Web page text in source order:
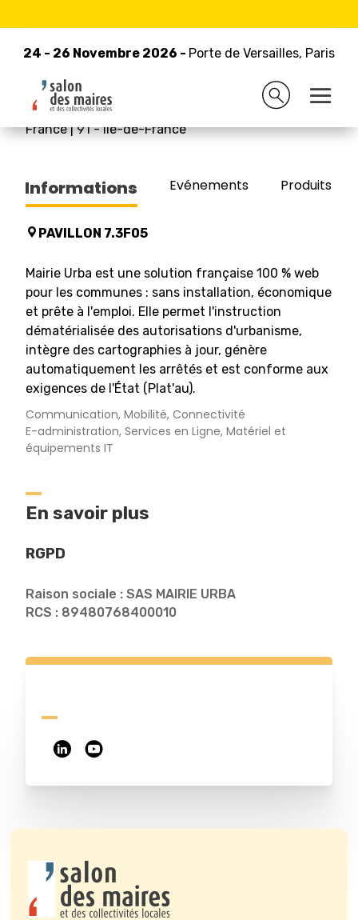
24 - 26 Novembre 2026 - Porte de Versailles, Paris
24 - 26 Novembre 2026 - Porte de Versailles, Paris
Retour à la liste des exposants
SAS MAIRIE URBA
France|91-Île-de-France
Informations Evénements Produits/
PAVILLON 7.3F05
Mairie Urba est une solution française 100 % web
pour les communes : sans installation, économique
et prête à l'emploi. Elle permet l'instruction
dématérialisée des autorisations d'urbanisme,
intègre des cartographies à jour, génère
automatiquement les arrêtés et est conforme aux
exigences de l'État (Plat'au).
Communication, Mobilité, Connectivité
E-administration, Services en Ligne, Matériel et
équipements IT
En savoir plus
RGPD
Raison sociale : SAS MAIRIE URBA
RCS : 89480768400010